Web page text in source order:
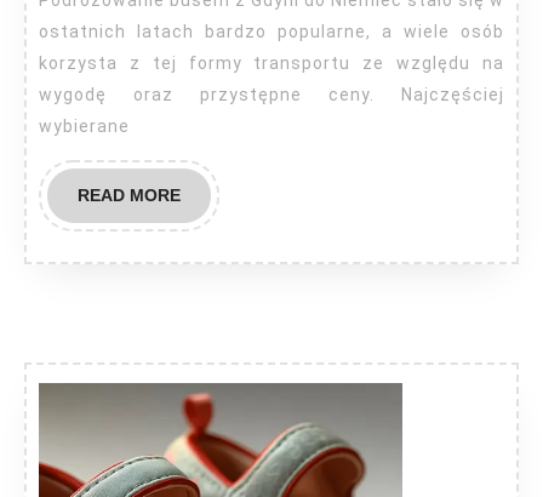
Niemiec
Gdynia
ostatnich latach bardzo popularne, a wiele osób
korzysta z tej formy transportu ze względu na
wygodę oraz przystępne ceny. Najczęściej
wybierane
READ MOREREAD
MORE